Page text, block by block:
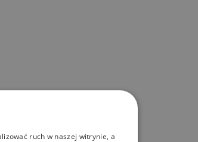
ruch w naszej witrynie, a